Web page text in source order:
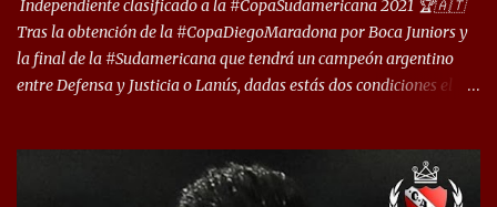
Independiente clasificado a la #CopaSudamericana 2021 🏆🇦🇹
Tras la obtención de la #CopaDiegoMaradona por Boca Juniors y
la final de la #Sudamericana que tendrá un campeón argentino
entre Defensa y Justicia o Lanús, dadas estás dos condiciones el
que iniciará en fase de grupos con 6 partidos, de los cuales sólo los
primeros de cada grupo jugarán los 8vos. con los 3ros. mejores de